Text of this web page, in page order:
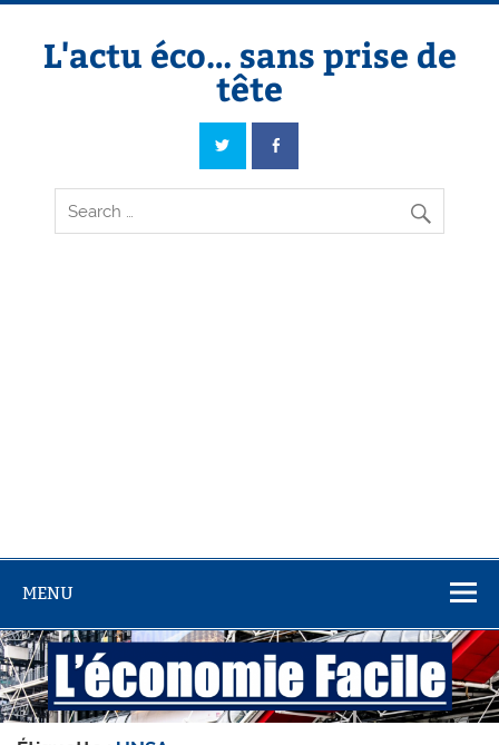
Skip
contentL'actu éco… sans prise de
tête
L'actu éco… sans prise de tête
MENU